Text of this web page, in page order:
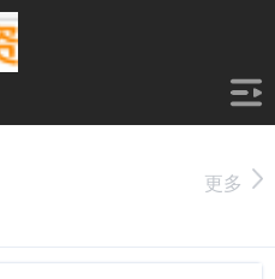
更多